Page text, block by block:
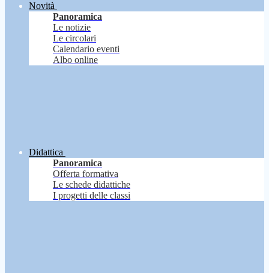
Novità
Panoramica
Le notizie
Le circolari
Calendario eventi
Albo online
Didattica
Panoramica
Offerta formativa
Le schede didattiche
I progetti delle classi